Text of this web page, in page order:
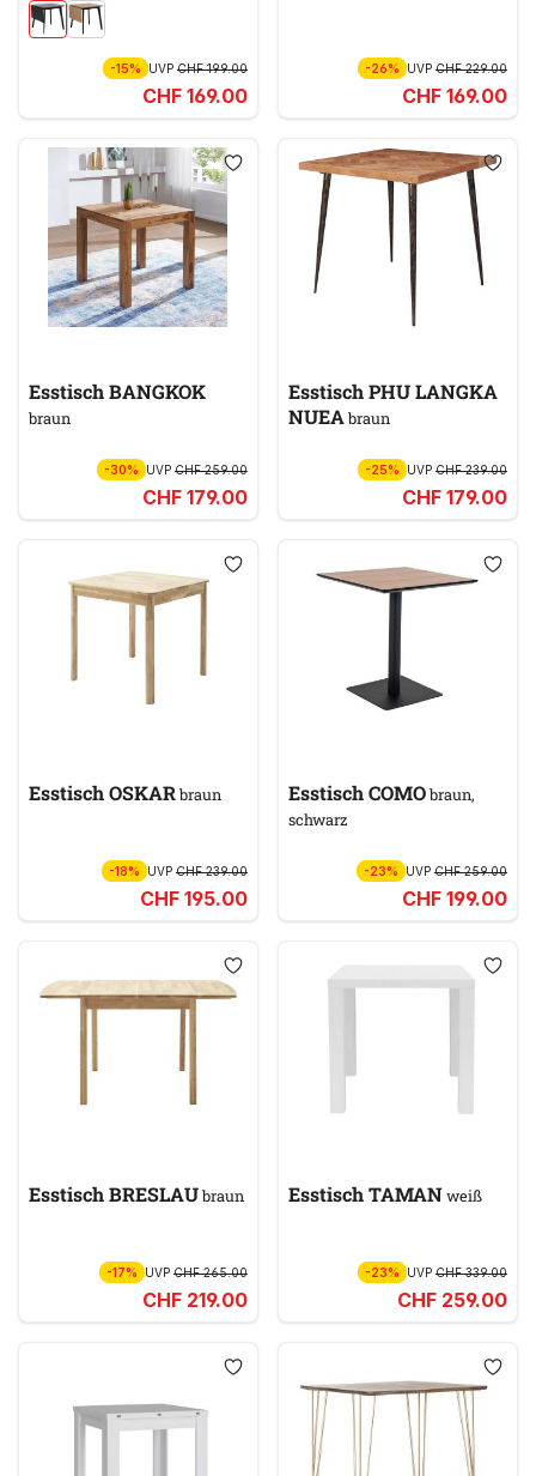
-15% UVP CHF 199.00
CHF 169.00
-26% UVPCHF 229.00
CHF 169.00
Esstisch BANGKOK
braun
-30% UVP CHF 259.00
CHF 179.00
Esstisch PHU LANGKA
NUEAbraun
-25% UVPCHF 239.00
CHF 179.00
Esstisch OSKARbraun
-18% UVP CHF 239.00
CHF 195.00
Esstisch COMObraun,
schwarz
-23% UVPCHF 259.00
CHF 199.00
Esstisch BRESLAUbraun
-17% UVP CHF 265.00
CHF 219.00
Esstisch TAMANweiß
-23% UVPCHF 339.00
CHF 259.00